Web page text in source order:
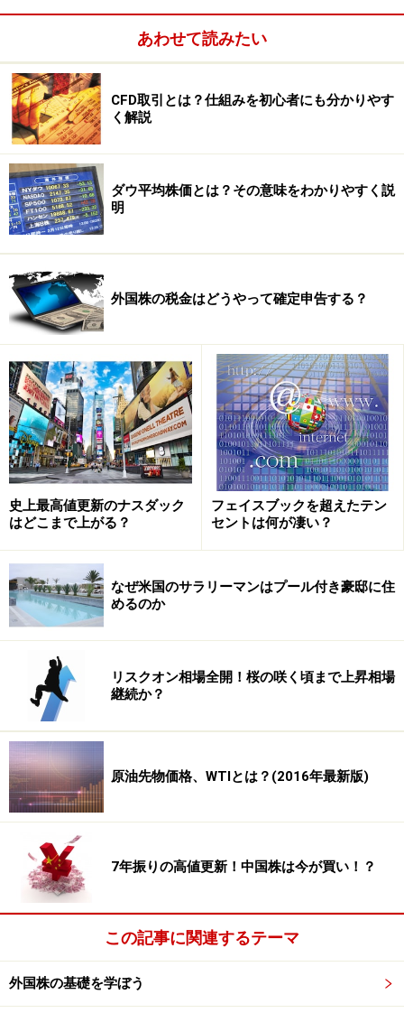
クラウドとは雲の中にサービスがあるというイメージ
で、実際には、雲は同社の管理するリモートセンターに
あるサーバーであり、顧客はインターネットを通じて雲
の中にアクセスし、そこでソフトウェアを動かしてサー
ビスを利用するということになります。つまり従来のよ
うに前もって社内に専用のシステムを、しかも高額のIT
設備投資を行って備え付ける必要もなく、また使用する
コンピューターにソフトをインストールすることもあり
ません。雲のこちら側（会社側）では何も準備する必要
がなく、ただインターネットに繋がるパソコンがありさ
ターに繋いでサービスを受けることができるのです。
営業マンはiPhoneやブラックベリーなどのスマートフォ
ン経由でも情報を検索でき、今売ろうとしている商品に
ついて過去の商談成功例や顧客のコンタクト履歴、イン
ターネット上で集められた特定商品についての不具合や
対処方法などの会話内容、ツイッターのようなもので社
員のつぶやきも拾うことができ、上司はそれら全ての情
報をグラフ化して進捗状況を見る事ができます。こうし
たサービスにより、同社の売上の基盤は顧客からの月々
人当たり月600円からとなっています。このため如何に
会員数を減らさずに継続的に新規会員を積み上げていけ
るかが重要になるビジネスモデルです。従来型であれば
顧客一社一社に合わせたソフトを時間をかけて開発し、
システムを社内に納入する際に一度限りの高額が請求書
が行く事になりますが、クラウド型では契約したその日
に汎用型のシステムがすぐ使え、価格が安い点が特徴で
す。
その性質の為大企業よりも無数の中小企業がターゲット
となっています。当初は自社内に全てのシステム、デー
タを置く事が安心とされていましたが、今では他社の管
理するサーバーに全ての自社の秘密データを置くクラウ
ドコンピューティングに抵抗がなくなってきました。そ
多くがクラウド型のシステムへ移管する顧客が増えてき
ており、同社の追い風となっています。同社は米国だけ
あわせて読みたい
CFD取引とは？仕組みを初心者にも分かりやす
く解説
ダウ平均株価とは？その意味をわかりやすく説
明
外国株の税金はどうやって確定申告する？
史上最高値更新のナスダック
はどこまで上がる？
フェイスブックを超えたテン
セントは何が凄い？
なぜ米国のサラリーマンはプール付き豪邸に住
めるのか
リスクオン相場全開！桜の咲く頃まで上昇相場
継続か？
原油先物価格、WTIとは？(2016年最新版)
7年振りの高値更新！中国株は今が買い！？
この記事に関連するテーマ
外国株の基礎を学ぼう